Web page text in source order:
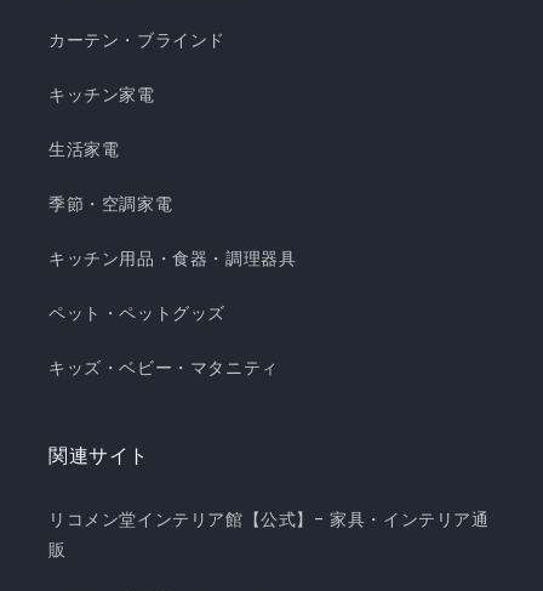
カーテン・ブラインド
キッチン家電
生活家電
季節・空調家電
キッチン用品・食器・調理器具
ペット・ペットグッズ
キッズ・ベビー・マタニティ
関連サイト
リコメン堂インテリア館【公式】- 家具・インテリア通
販